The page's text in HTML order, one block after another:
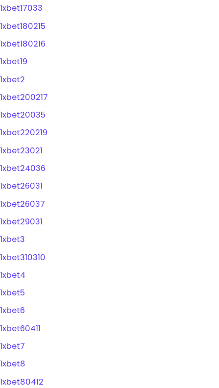
1xbet17033
1xbet180215
1xbet180216
1xbet19
1xbet2
1xbet200217
1xbet20035
1xbet220219
1xbet23021
1xbet24036
1xbet26031
1xbet26037
1xbet29031
1xbet3
1xbet310310
1xbet4
1xbet5
1xbet6
1xbet60411
1xbet7
1xbet8
1xbet80412